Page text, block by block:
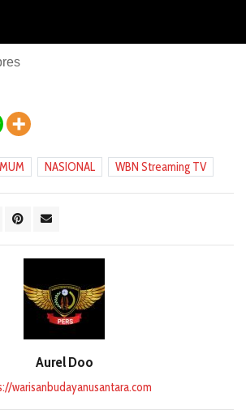
NASIONAL WBN Streaming TV
Aurel Doo
warisanbudayanusantara.com